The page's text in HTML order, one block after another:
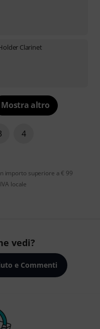
Clarinet
Mostra altro
4
importo superiore a € 99
locale
vedi?
e Commenti